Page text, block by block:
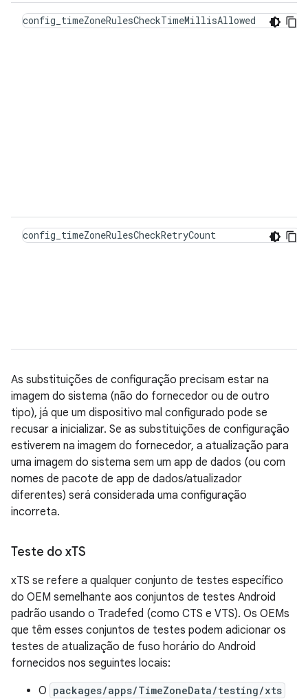
config_timeZoneRulesCheckTimeMillisAllowed
config_timeZoneRulesCheckRetryCount
As substituições de configuração precisam estar na
imagem do sistema (não do fornecedor ou de outro
tipo), já que um dispositivo mal configurado pode se
recusar a inicializar. Se as substituições de configuração
estiverem na imagem do fornecedor, a atualização para
uma imagem do sistema sem um app de dados (ou com
nomes de pacote de app de dados/atualizador
diferentes) será considerada uma configuração
incorreta.
Teste do xTS
xTS se refere a qualquer conjunto de testes específico
do OEM semelhante aos conjuntos de testes Android
padrão usando o Tradefed (como CTS e VTS). Os OEMs
que têm esses conjuntos de testes podem adicionar os
testes de atualização de fuso horário do Android
fornecidos nos seguintes locais:
O packages/apps/TimeZoneData/testing/xts